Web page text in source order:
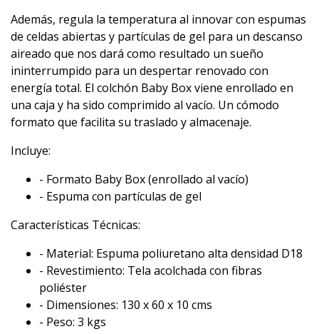
Además, regula la temperatura al innovar con espumas
de celdas abiertas y partículas de gel para un descanso
aireado que nos dará como resultado un sueño
ininterrumpido para un despertar renovado con
energía total. El colchón Baby Box viene enrollado en
una caja y ha sido comprimido al vacío. Un cómodo
formato que facilita su traslado y almacenaje.
Incluye:
- Formato Baby Box (enrollado al vacío)
- Espuma con partículas de gel
Características Técnicas:
- Material: Espuma poliuretano alta densidad D18
- Revestimiento: Tela acolchada con fibras
poliéster
- Dimensiones: 130 x 60 x 10 cms
- Peso: 3 kgs